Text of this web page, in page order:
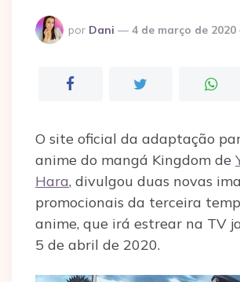
Postado
por
por Dani 4 de março de 2020
O site oficial da adaptação
anime do mangá Kingdom de
Hara, divulgou duas novas
promocionais da terceira
anime, que irá estrear na TV
5 de abril de 2020.